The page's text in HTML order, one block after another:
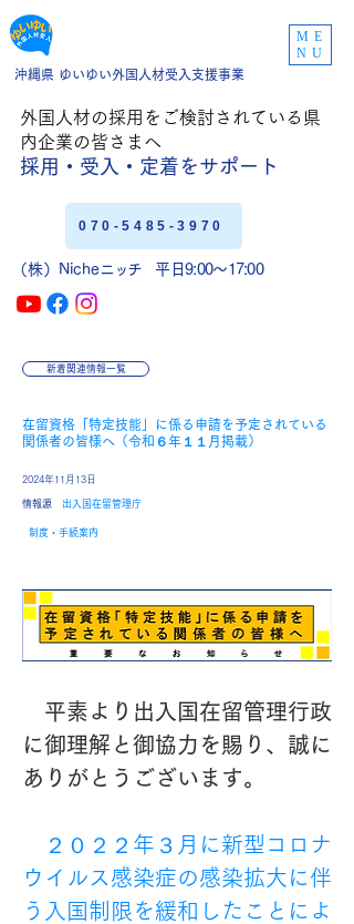
ME
NU
沖縄県 ゆいゆい外国人材受入支援事業
外国人材の採用をご検討されている県
内企業の皆さまへ
採用・受入・定着をサポート
070-5485-3970
（株）Nicheニッチ平日9:00〜17:00
新着関連情報一覧
在留資格「特定技能」に係る申請を予定されている
関係者の皆様へ（令和６年１１月掲載）
2024年11月13日
​情報源 出入国在留管理庁
制度・手続案内
平素より出入国在留管理行政
に御理解と御協力を賜り、誠に
ありがとうございます。
２０２２年３月に新型コロナ
ウイルス感染症の感染拡大に伴
う入国制限を緩和したことによ